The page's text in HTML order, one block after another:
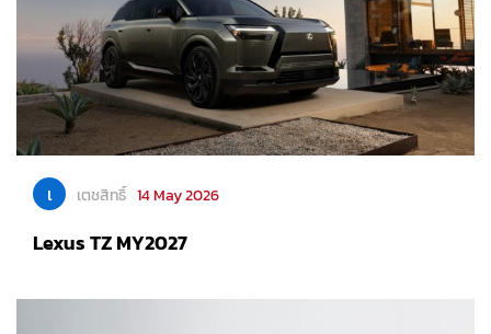
เ เตชสิทธิ์ 14 May 2026
Lexus TZ MY2027